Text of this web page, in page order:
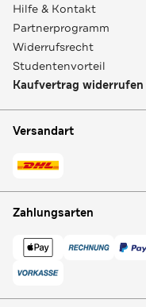
Hilfe & Kontakt
Partnerprogramm
Widerrufsrecht
Studentenvorteil
Kaufvertrag widerrufen
Versandart
Zahlungsarten